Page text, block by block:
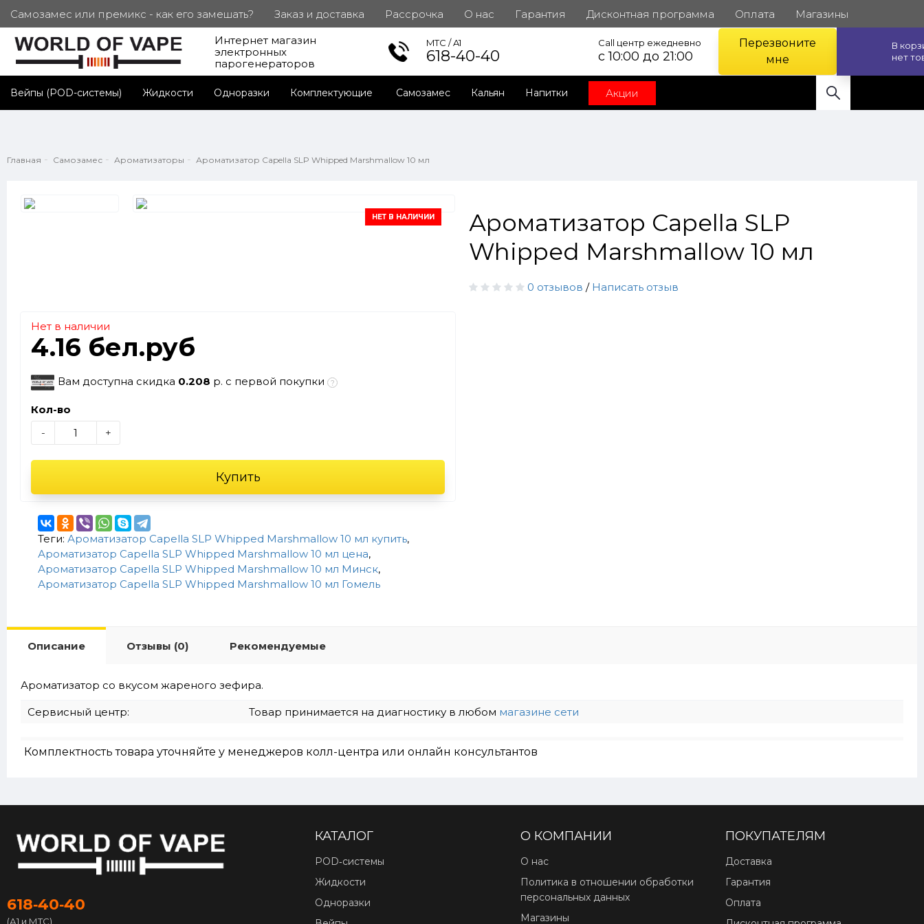
Самозамес или премикс - как его замешать? Заказ и доставка Рассрочка О нас Гарантия Дисконтная программа Оплата Магазины
ПОД. СЕРТИФИКАТЫ Партнерам Личный кабинет
Интернет магазин
электронных
парогенераторов
MTC / A1
618-40-40
Call центр ежедневно
с 10:00 до 21:00
Перезвоните
мне
В
нет
Вейпы (POD-системы) Жидкости Одноразки Комплектующие Самозамес Кальян Напитки Акции
Главная Самозамес Ароматизаторы Ароматизатор Capella SLP Whipped Marshmallow 10 мл
НЕТ В НАЛИЧИИ
Ароматизатор Capella SLP
Whipped Marshmallow 10 мл
0 отзывов / Написать отзыв
Нет в наличии
4.16 бел.руб
Вам доступна скидка 0.208 р. с первой покупки
Кол-во
-
+
Купить
Теги: Ароматизатор Capella SLP Whipped Marshmallow 10 мл купить,
Ароматизатор Capella SLP Whipped Marshmallow 10 мл цена,
Ароматизатор Capella SLP Whipped Marshmallow 10 мл Минск,
Ароматизатор Capella SLP Whipped Marshmallow 10 мл Гомель
Описание Отзывы (0) Рекомендуемые
Ароматизатор со вкусом жареного зефира.
Сервисный центр: Товар принимается на диагностику в любом магазине сети
Комплектность товара уточняйте у менеджеров колл-центра или онлайн консультантов
618‑40‑40
(А1 и МТС)
КАТАЛОГ
POD‑системы
Жидкости
Одноразки
О КОМПАНИИ
О нас
Политика в отношении обработки
персональных данных
Магазины
ПОКУПАТЕЛЯМ
Доставка
Гарантия
Оплата